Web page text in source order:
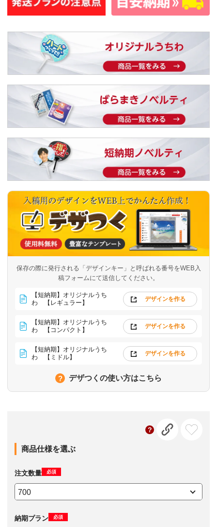
保存の際に発行される「デザインキー」と呼ばれる番号をWEB入
稿フォームにて送信してください。
【短納期】オリジナルうち
わ 【レギュラー】
デザインを作る
【短納期】オリジナルうち
わ 【コンパクト】
デザインを作る
【短納期】オリジナルうち
わ 【ミドル】
デザインを作る
デザつくの使い方はこちら
商品仕様を選ぶ
注文数量 必須
納期プラン 必須